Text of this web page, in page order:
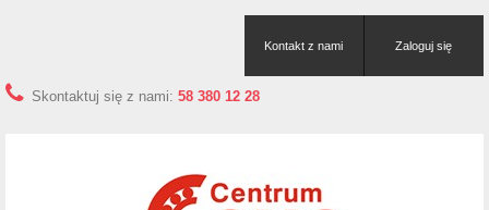
Zaloguj się
Kontakt z nami
Skontaktuj się z nami: 58 380 12 28